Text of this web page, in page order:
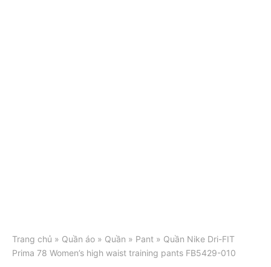
Trang chủ » Quần áo » Quần » Pant » Quần Nike Dri-FIT
Prima 78 Women’s high waist training pants FB5429-010